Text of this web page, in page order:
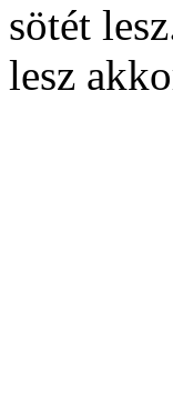
sötét
lesz